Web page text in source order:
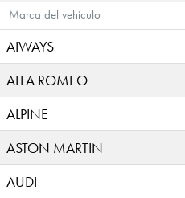
Marca del vehículo
AIWAYS
ALFA ROMEO
ALPINE
ASTON MARTIN
AUDI